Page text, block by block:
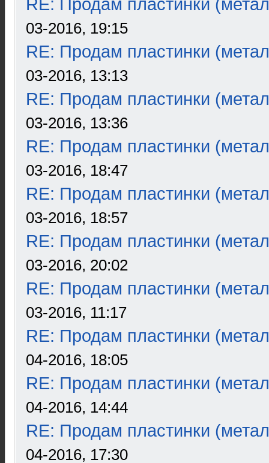
RE: Продам пластинки
03-2016, 19:15
RE: Продам пластинки
03-2016, 13:13
RE: Продам пластинки
03-2016, 13:36
RE: Продам пластинки
03-2016, 18:47
RE: Продам пластинки
03-2016, 18:57
RE: Продам пластинки
03-2016, 20:02
RE: Продам пластинки
03-2016, 11:17
RE: Продам пластинки
04-2016, 18:05
RE: Продам пластинки
04-2016, 14:44
RE: Продам пластинки
04-2016, 17:30